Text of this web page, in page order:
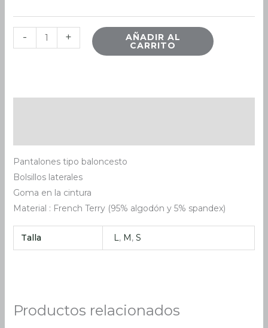
- + AÑADIR AL
CARRITO
Pantalones tipo baloncesto
Bolsillos laterales
Goma en la cintura
Material : French Terry (95% algodón y 5% spandex)
Talla L, M ,S
Productos relacionados